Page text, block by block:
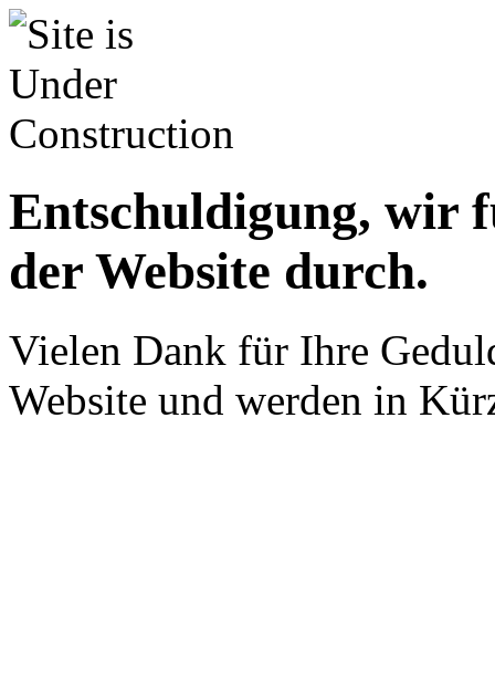
Entschuldigung, wir
der Website durch.
Vielen Dank für Ihre
Website und werden in